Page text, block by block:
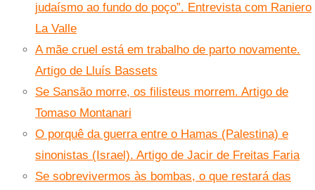
judaísmo ao fundo do poço”. Entrevista com Raniero
La Valle
A mãe cruel está em trabalho de parto novamente.
Artigo de Lluís Bassets
Se Sansão morre, os filisteus morrem. Artigo de
Tomaso Montanari
O porquê da guerra entre o Hamas (Palestina) e
sinonistas (Israel). Artigo de Jacir de Freitas Faria
Se sobrevivermos às bombas, o que restará das